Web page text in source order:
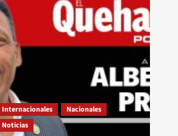
Internacionales
Nacionales
Noticias